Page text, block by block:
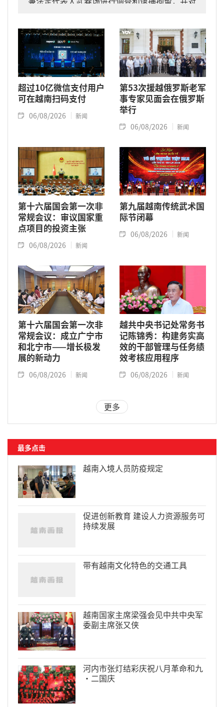
超过10亿微信支付用户
可在越南扫码支付
06/08/2026 新闻
第53次援越俄罗斯老军
事专家见面会在俄罗斯
举行
06/08/2026 新闻
第十六届国会第一次非
常规会议：审议国家重
点项目的投资主张
06/08/2026 新闻
第九届越南传统武术国
际节闭幕
06/08/2026 新闻
第十六届国会第一次非
常规会议：成立广宁市
和北宁市——增长极发
展的新动力
06/08/2026 新闻
越共中央书记处常务书
记陈锦秀：构建务实高
效的干部管理与任务绩
效考核应用程序
06/08/2026 新闻
更多
最多点击
越南入境人员防疫规定
促进创新教育 建设人力资源服务可
持续发展
带有越南文化特色的交通工具
越南国家主席梁强会见中共中央军
委副主席张又侠
河内市张灯结彩庆祝八月革命和九
·二国庆